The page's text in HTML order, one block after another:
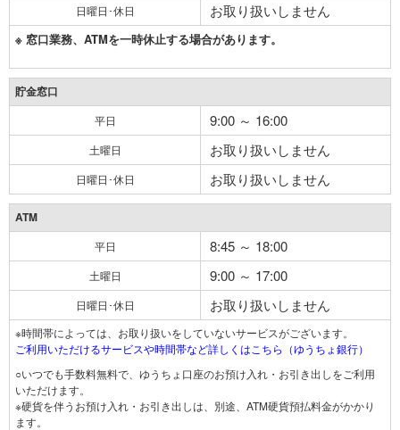
日曜日･休日 お取り扱いしません
※ 窓口業務、ATMを一時休止する場合があります。
貯金窓口
平日 9:00 ～ 16:00
土曜日 お取り扱いしません
日曜日･休日 お取り扱いしません
ATM
平日 8:45 ～ 18:00
土曜日 9:00 ～ 17:00
日曜日･休日 お取り扱いしません
※時間帯によっては、お取り扱いをしていないサービスがございます。
ご利用いただけるサービスや時間帯など詳しくはこちら（ゆうちょ銀行）
○いつでも手数料無料で、ゆうちょ口座のお預け入れ・お引き出しをご利用
いただけます。
※硬貨を伴うお預け入れ・お引き出しは、別途、ATM硬貨預払料金がかかり
ます。